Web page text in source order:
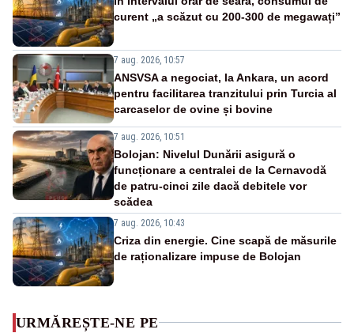
curent „a scăzut cu 200-300 de megawați”
7 aug. 2026, 10:57
ANSVSA a negociat, la Ankara, un acord
pentru facilitarea tranzitului prin Turcia al
carcaselor de ovine și bovine
7 aug. 2026, 10:51
Bolojan: Nivelul Dunării asigură o
funcționare a centralei de la Cernavodă
de patru-cinci zile dacă debitele vor
scădea
7 aug. 2026, 10:43
Criza din energie. Cine scapă de măsurile
de raționalizare impuse de Bolojan
URMĂREȘTE-NE PE